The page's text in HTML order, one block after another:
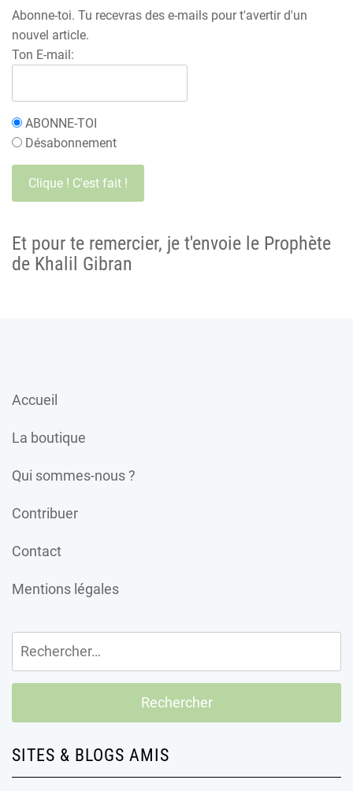
Abonne-toi. Tu recevras des e-mails pour t'avertir d'un
nouvel article.
Ton E-mail:
ABONNE-TOI
Désabonnement
Et pour te remercier, je t'envoie le Prophète
de Khalil Gibran
Accueil
La boutique
Qui sommes-nous ?
Contribuer
Contact
Mentions légales
Rechercher :
SITES & BLOGS AMIS